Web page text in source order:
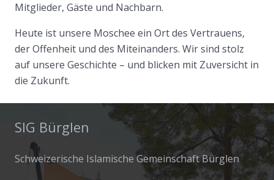
Mitglieder, Gäste und Nachbarn.
Heute ist unsere Moschee ein Ort des Vertrauens,
der Offenheit und des Miteinanders. Wir sind stolz
auf unsere Geschichte – und blicken mit Zuversicht in
die Zukunft.
SIG Bürglen
Schweizerische Islamische Gemeinschaft Bürglen